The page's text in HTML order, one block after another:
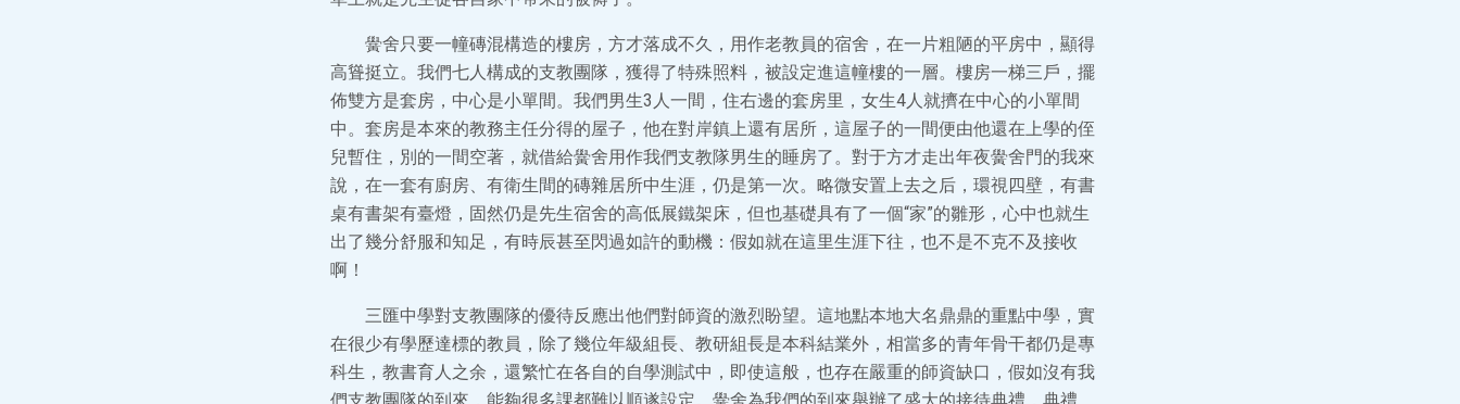
黌舍只要一幢磚混構造的樓房，方才落成不久，用作老教員的宿舍，在一片粗陋的平房中，顯得
高聳挺立。我們七人構成的支教團隊，獲得了特殊照料，被設定進這幢樓的一層。樓房一梯三戶，擺
佈雙方是套房，中心是小單間。我們男生3人一間，住右邊的套房里，女生4人就擠在中心的小單間
中。套房是本來的教務主任分得的屋子，他在對岸鎮上還有居所，這屋子的一間便由他還在上學的侄
兒暫住，別的一間空著，就借給黌舍用作我們支教隊男生的睡房了。對于方才走出年夜黌舍門的我來
說，在一套有廚房、有衛生間的磚雜居所中生涯，仍是第一次。略微安置上去之后，環視四壁，有書
桌有書架有臺燈，固然仍是先生宿舍的高低展鐵架床，但也基礎具有了一個“家”的雛形，心中也就生
出了幾分舒服和知足，有時辰甚至閃過如許的動機：假如就在這里生涯下往，也不是不克不及接收
啊！
三匯中學對支教團隊的優待反應出他們對師資的激烈盼望。這地點本地大名鼎鼎的重點中學，實
在很少有學歷達標的教員，除了幾位年級組長、教研組長是本科結業外，相當多的青年骨干都仍是專
科生，教書育人之余，還繁忙在各自的自學測試中，即使這般，也存在嚴重的師資缺口，假如沒有我